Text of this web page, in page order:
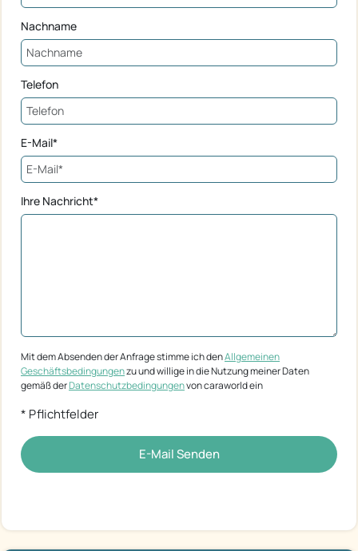
Nachname
Telefon
E-Mail*
Ihre Nachricht*
Mit dem Absenden der Anfrage stimme ich denAllgemeinen
Geschäftsbedingungenzu und willige in die Nutzung meiner Daten
gemäß derDatenschutzbedingungenvon caraworld ein
* Pflichtfelder
E-Mail Senden